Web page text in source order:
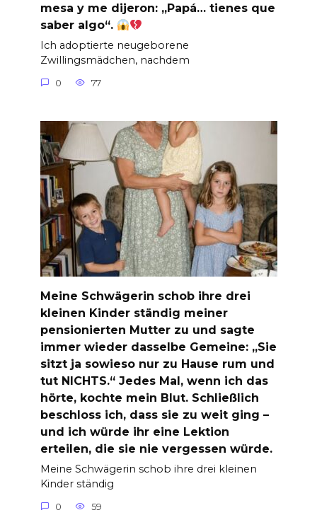
mesa y me dijeron: „Papá… tienes que
saber algo“.
Ich adoptierte neugeborene
Zwillingsmädchen, nachdem
0 77
Meine Schwägerin schob ihre drei
kleinen Kinder ständig meiner
pensionierten Mutter zu und sagte
immer wieder dasselbe Gemeine: „Sie
sitzt ja sowieso nur zu Hause rum und
tut NICHTS.“ Jedes Mal, wenn ich das
hörte, kochte mein Blut. Schließlich
beschloss ich, dass sie zu weit ging –
und ich würde ihr eine Lektion
erteilen, die sie nie vergessen würde.
Meine Schwägerin schob ihre drei kleinen
Kinder ständig
0 59